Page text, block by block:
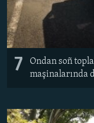
7
Ondan soñ
maşinalarında